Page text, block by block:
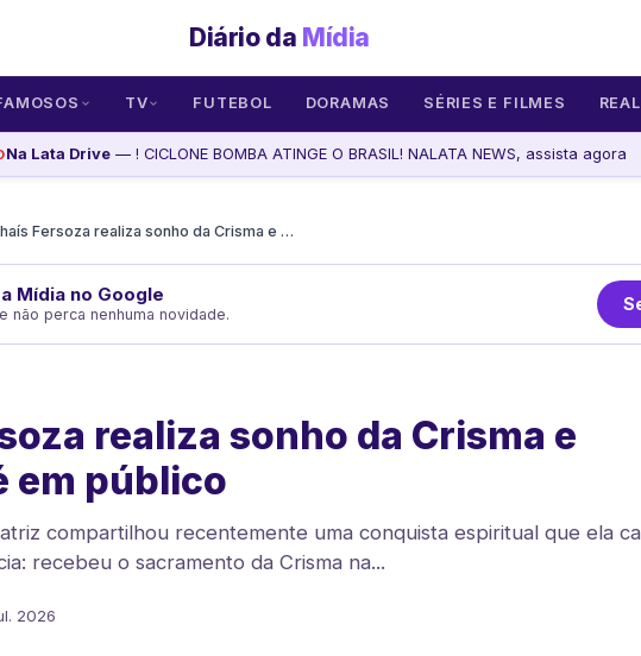
Diário da Mídia
TV FUTEBOL DORAMAS SÉRIES E FILMES
Na Lata Drive — ! CICLONE BOMBA ATINGE O BRASIL! NALATA NEWS, assista agora
Thaís Fersoza realiza sonho da Crisma e celebra fé em público
Mídia no Google
não perca nenhuma novidade.
realiza sonho da Crisma e
em público
compartilhou recentemente uma conquista espiritual que ela
recebeu o sacramento da Crisma na...
2026